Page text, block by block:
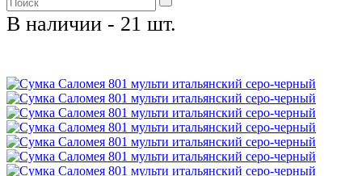
В наличии - 21 шт.